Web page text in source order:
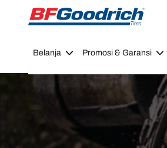
Go to page content
Go to page navigation
Belanja Promosi & Garansi